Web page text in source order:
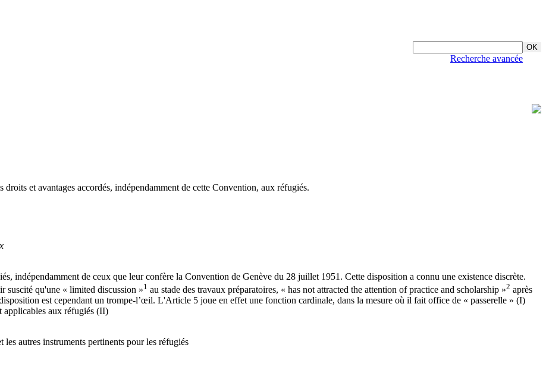
Recherche avancée
et avantages accordés, indépendamment de cette Convention, aux réfugiés.
indépendamment de ceux que leur confère la Convention de Genève du 28 juillet 1951. Cette disposition a connu une existence discrète.
suscité qu'une « limited discussion »1 au stade des travaux préparatoires, « has not attracted the attention of practice and scholarship »2 après
est cependant un trompe-l’œil. L'Article 5 joue en effet une fonction cardinale, dans la mesure où il fait office de « passerelle » (I)
applicables aux réfugiés (II)
autres instruments pertinents pour les réfugiés